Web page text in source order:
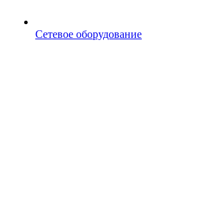
Сетевое оборудование